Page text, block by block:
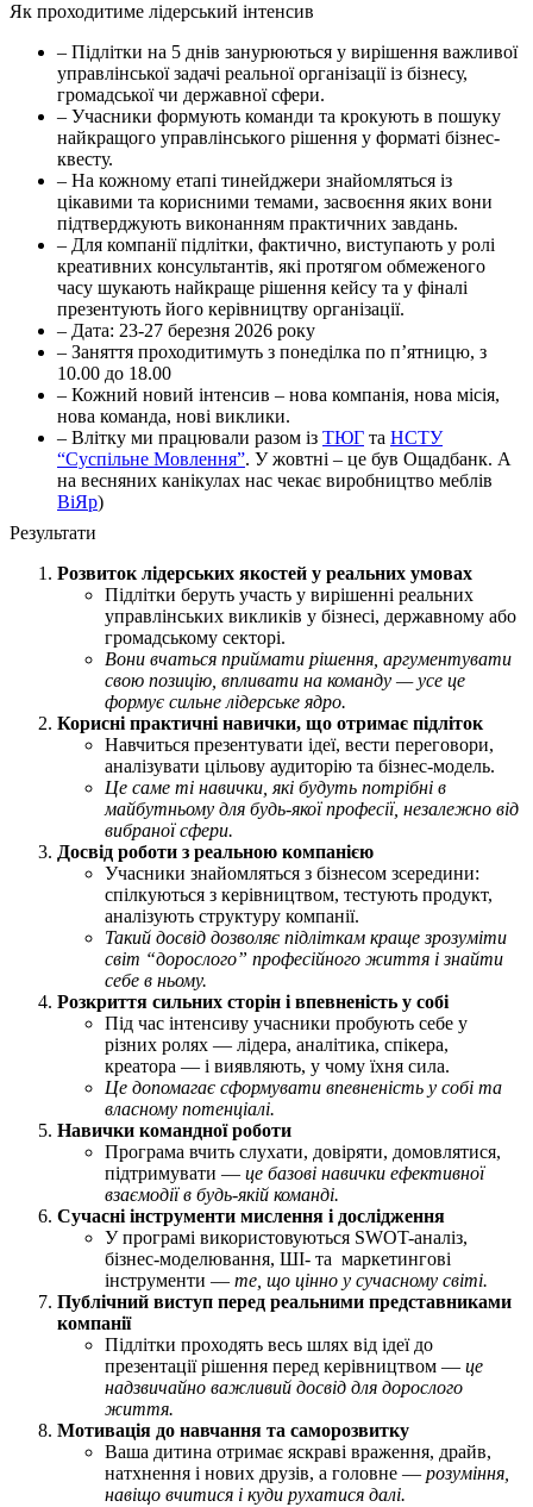
Як проходитиме лідерський інтенсив
– Підлітки на 5 днів занурюються у вирішення важливої
управлінської задачі реальної організації із бізнесу,
громадської чи державної сфери.
– Учасники формують команди та крокують в пошуку
найкращого управлінського рішення у форматі бізнес-
квесту.
– На кожному етапі тинейджери знайомляться із
цікавими та корисними темами, засвоєння яких вони
підтверджують виконанням практичних завдань.
– Для компанії підлітки, фактично, виступають у ролі
креативних консультантів, які протягом обмеженого
часу шукають найкраще рішення кейсу та у фіналі
презентують його керівництву організації.
– Дата: 23-27 березня 2026 року
– Заняття проходитимуть з понеділка по пʼятницю, з
10.00 до 18.00
– Кожний новий інтенсив – нова компанія, нова місія,
нова команда, нові виклики.
– Влітку ми працювали разом із ТЮГ та НСТУ
“Суспільне Мовлення”. У жовтні – це був Ощадбанк. А
на весняних канікулах нас чекає виробництво меблів
ВіЯр)
Результати
Розвиток лідерських якостей у реальних умовах
Підлітки беруть участь у вирішенні реальних
управлінських викликів у бізнесі, державному або
громадському секторі.
Вони вчаться приймати рішення, аргументувати
свою позицію, впливати на команду — усе це
формує сильне лідерське ядро.
Корисні практичні навички, що отримає підліток
Навчиться презентувати ідеї, вести переговори,
аналізувати цільову аудиторію та бізнес-модель.
Це саме ті навички, які будуть потрібні в
майбутньому для будь-якої професії, незалежно від
вибраної сфери.
Досвід роботи з реальною компанією
Учасники знайомляться з бізнесом зсередини:
спілкуються з керівництвом, тестують продукт,
аналізують структуру компанії.
Такий досвід дозволяє підліткам краще зрозуміти
світ “дорослого” професійного життя і знайти
себе в ньому.
Розкриття сильних сторін і впевненість у собі
Під час інтенсиву учасники пробують себе у
різних ролях — лідера, аналітика, спікера,
креатора — і виявляють, у чому їхня сила.
Це допомагає сформувати впевненість у собі та
власному потенціалі.
Навички командної роботи
Програма вчить слухати, довіряти, домовлятися,
підтримувати — це базові навички ефективної
взаємодії в будь-якій команді.
Сучасні інструменти мислення і дослідження
У програмі використовуються SWOT-аналіз,
бізнес-моделювання, ШІ- та маркетингові
інструменти — те, що цінно у сучасному світі.
Публічний виступ перед реальними представниками
компанії
Підлітки проходять весь шлях від ідеї до
презентації рішення перед керівництвом — це
надзвичайно важливий досвід для дорослого
життя.
Мотивація до навчання та саморозвитку
Ваша дитина отримає яскраві враження, драйв,
натхнення і нових друзів, а головне — розуміння,
навіщо вчитися і куди рухатися далі.